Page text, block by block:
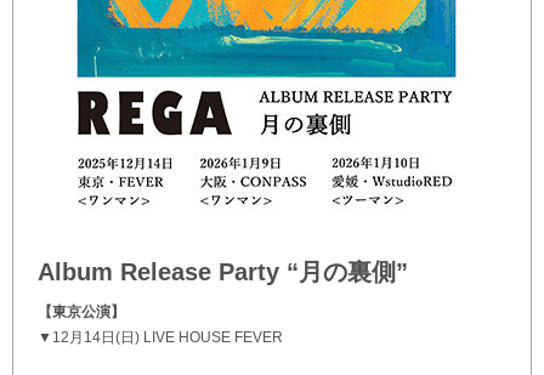
Album Release Party “月の裏側”
【東京公演】
▼12月14日(日) LIVE HOUSE FEVER